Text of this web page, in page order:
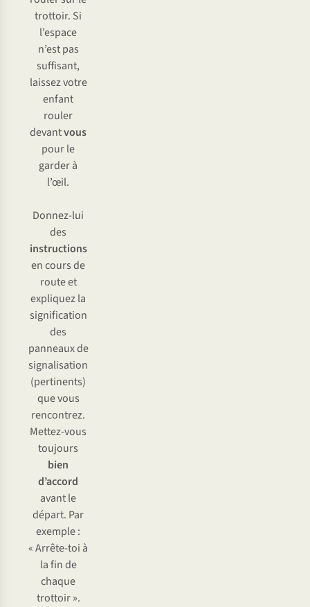
trottoir. Si
l’espace
n’est pas
suffisant,
laissez votre
enfant
rouler
devantvous
pour le
garder à
l’œil.
Donnez-lui
des
instructions
en cours de
route et
expliquez la
signification
des
panneaux de
signalisation
(pertinents)
que vous
rencontrez.
Mettez-vous
toujours
bien
d’accord
avant le
départ. Par
exemple :
« Arrête-toi à
la fin de
chaque
trottoir ».